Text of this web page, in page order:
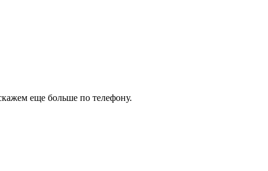
еще больше по телефону.